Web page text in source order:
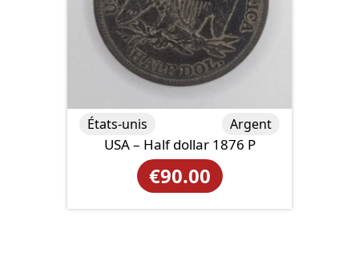
USA – Half dollar 1876 P
€90.00
États-unis Argent